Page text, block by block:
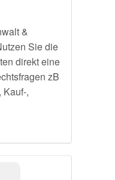
&
Sie die
direkt eine
zB
Kauf-,